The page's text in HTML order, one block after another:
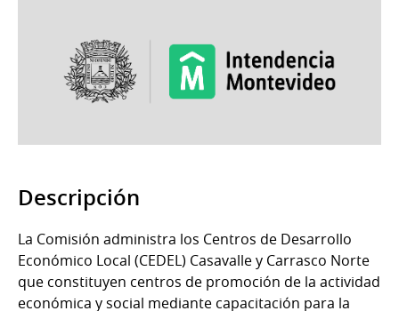
Descripción
La Comisión administra los Centros de Desarrollo
Económico Local (CEDEL) Casavalle y Carrasco Norte
que constituyen centros de promoción de la actividad
económica y social mediante capacitación para la